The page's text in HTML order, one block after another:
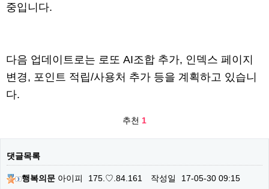
중입니다.
다음 업데이트로는 로또 AI조합 추가, 인덱스 페이지
변경, 포인트 적립/사용처 추가 등을 계획하고 있습니
다.
추천 1
댓글목록
행복의문 아이피 175.♡.84.161 작성일
17-05-30 09:15